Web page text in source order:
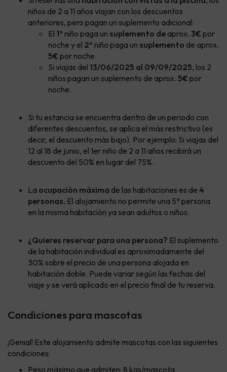
niños de 2 a 11 años viajan con los descuentos
anteriores, pero pagan un suplemento adicional:
El 1º niño paga un suplemento de aprox. 3€ por
noche y el 2º niño paga un suplemento de aprox.
5€ por noche.
Si viajas del 13/06/2025 al 09/09/2025, los 2
niños pagan un suplemento de aprox. 5€ por
noche.
Si tu estancia se encuentra dentro de un periodo con
diferentes descuentos, se aplica el más restrictivo (es
decir, el descuento más bajo). Por ejemplo: Si viajas del
12 al 18 de junio, el 1er niño de 2 a 11 años recibirá un
descuento del 50% en lugar del 75%.
La ocupación máxima de las habitaciones es de 4
personas. El alojamiento no permite una 5º persona
en la misma habitación ya sean adultos o niños.
¿Quieres reservar para una persona? El suplemento
de la habitación individual es aproximadamente del
30% sobre el precio de una persona alojada en
habitación doble. Puede variar según las fechas del
viaje y se verá aplicado en el precio final de tu reserva.
Condiciones para mascotas
¡Genial! Este alojamiento admite mascotas con las siguientes
condiciones:
Peso máximo que admiten: 8 kgs/mascota